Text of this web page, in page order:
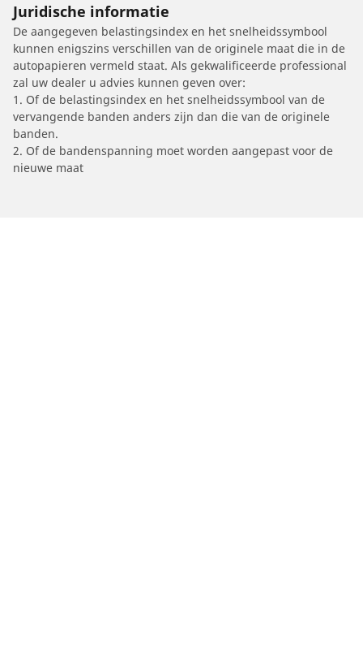
Juridische informatie
De aangegeven belastingsindex en het snelheidssymbool
kunnen enigszins verschillen van de originele maat die in de
autopapieren vermeld staat. Als gekwalificeerde professional
zal uw dealer u advies kunnen geven over:
1. Of de belastingsindex en het snelheidssymbool van de
vervangende banden anders zijn dan die van de originele
banden.
2. Of de bandenspanning moet worden aangepast voor de
nieuwe maat